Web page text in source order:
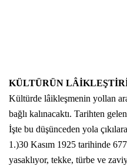
KÜLTÜRÜN
Kültürde lâikleşmenin yollan
bağlı kalınacaktı. Tarihten
İşte bu düşünceden yola
1.)30 Kasım 1925 tarihinde
yasaklıyor, tekke, türbe ve